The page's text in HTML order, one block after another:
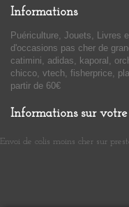
Informations
Puériculture, Jouets, Livres
d'occasions pas cher de
catimini, adidas, kaporal,
chicco, vtech, fisherprice,
partir de 60€
Informations sur
Envoi de colis moins cher sur